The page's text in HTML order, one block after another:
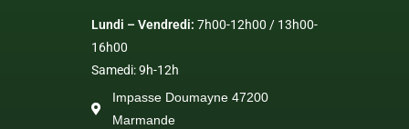
Lundi – Vendredi: 7h00-12h00 / 13h00-
16h00
Samedi: 9h-12h
Impasse Doumayne 47200
Marmande